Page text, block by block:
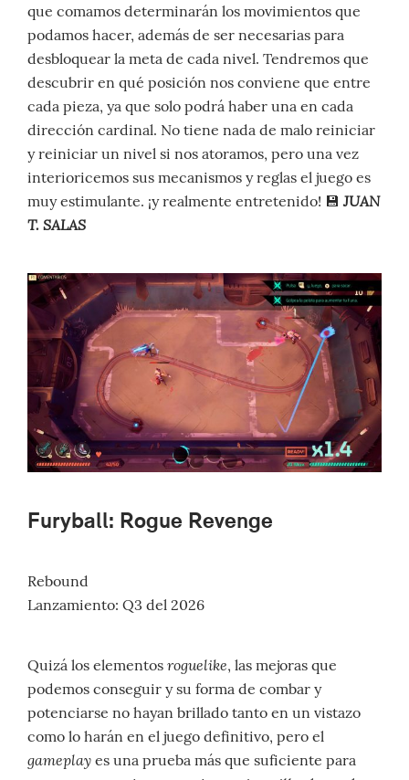
que comamos determinarán los movimientos que
podamos hacer, además de ser necesarias para
desbloquear la meta de cada nivel. Tendremos que
descubrir en qué posición nos conviene que entre
cada pieza, ya que solo podrá haber una en cada
dirección cardinal. No tiene nada de malo reiniciar
y reiniciar un nivel si nos atoramos, pero una vez
interioricemos sus mecanismos y reglas el juego es
muy estimulante. ¡y realmente entretenido! 💾JUAN
T. SALAS
Furyball: Rogue Revenge
Rebound
Lanzamiento: Q3 del 2026
Quizá los elementos roguelike, las mejoras que
podemos conseguir y su forma de combar y
potenciarse no hayan brillado tanto en un vistazo
como lo harán en el juego definitivo, pero el
gameplay es una prueba más que suficiente para